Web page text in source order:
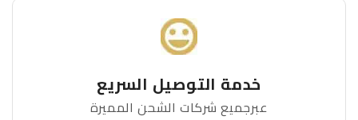
خدمة التوصيل السريع
عبرجميع شركات الشحن المميرة